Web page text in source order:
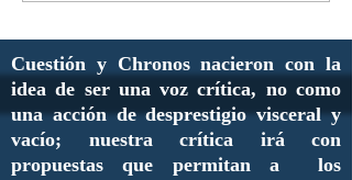
Cuestión y Chronos nacieron con la
idea de ser una voz crítica, no como
una acción de desprestigio visceral y
vacío; nuestra crítica irá con
propuestas que permitan a los